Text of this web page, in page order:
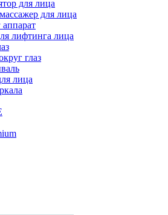
для лица
для лица
лифтинга лица
глаз
лица